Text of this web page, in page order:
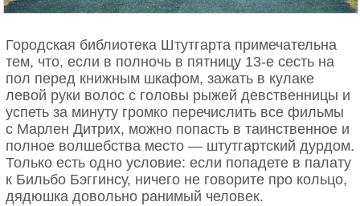
Городская библиотека Штутгарта примечательна
тем, что, если в полночь в пятницу 13-е сесть на
пол перед книжным шкафом, зажать в кулаке
левой руки волос с головы рыжей девственницы и
успеть за минуту громко перечислить все фильмы
с Марлен Дитрих, можно попасть в таинственное и
полное волшебства место — штутгартский дурдом.
Только есть одно условие: если попадете в палату
к Бильбо Бэггинсу, ничего не говорите про кольцо,
дядюшка довольно ранимый человек.